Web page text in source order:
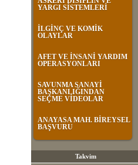
YARGI SİSTEMLERİ
İLGİNÇ VE KOMİK
OLAYLAR
AFET VE İNSANİ YARDIM
OPERASYONLARI
SAVUNMA SANAYİ
BAŞKANLIĞINDAN
SEÇME VİDEOLAR
ANAYASA MAH. BİREYSEL
BAŞVURU
Takvim